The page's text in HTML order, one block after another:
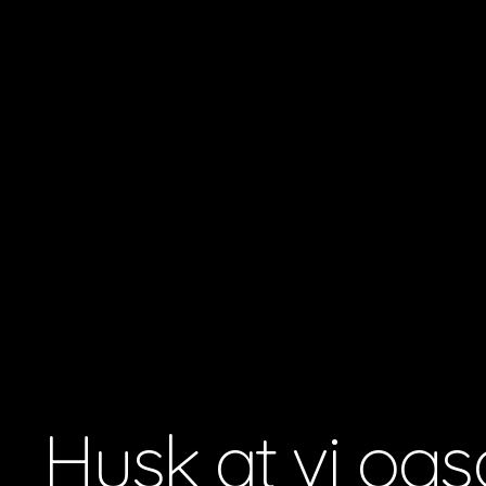
Husk at vi